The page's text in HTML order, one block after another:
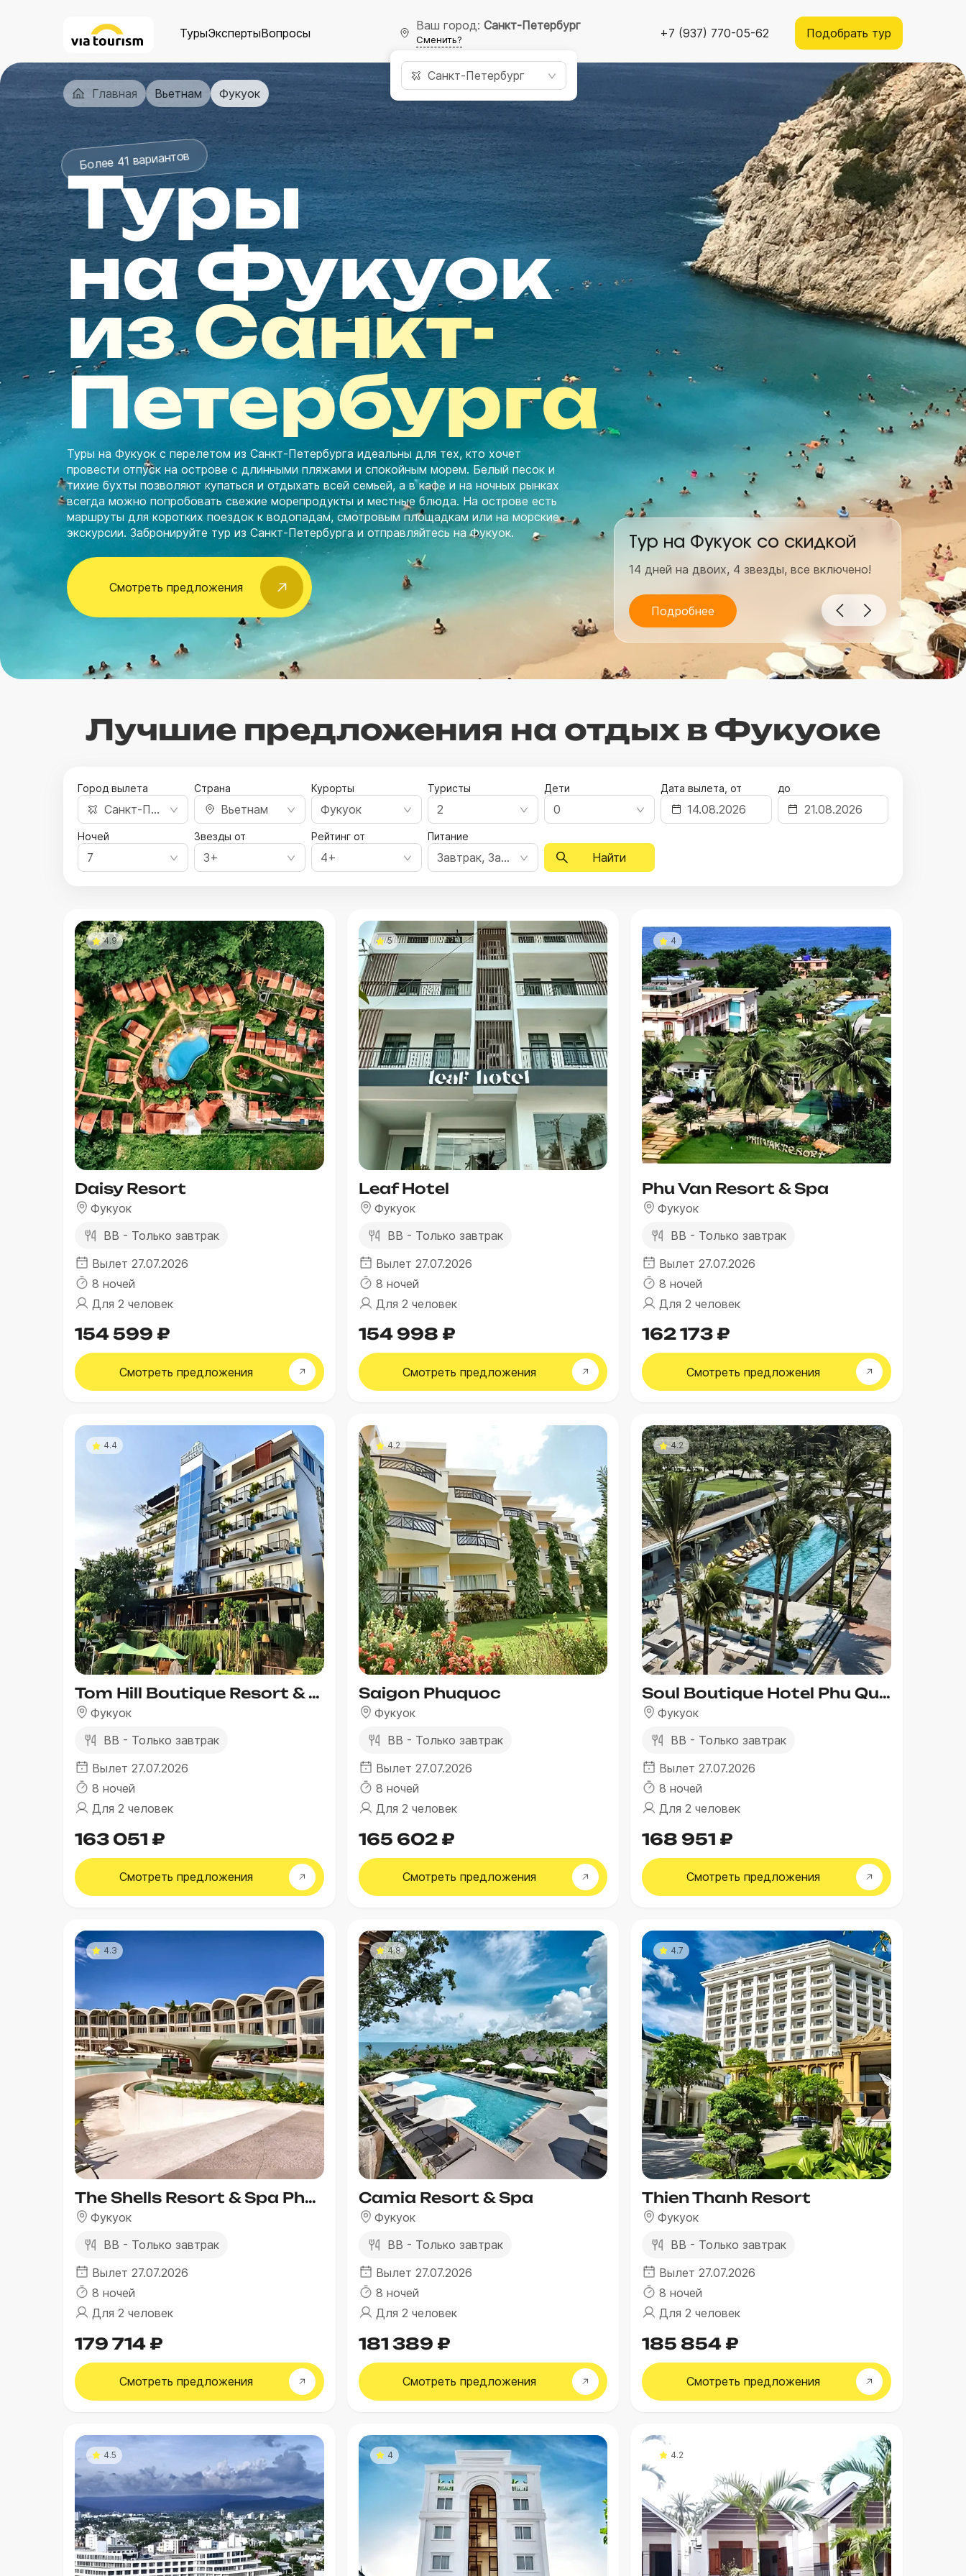
ТурыЭкспертыВопросы
Ваш город: Санкт-Петербург
Сменить?
Санкт-Петербург
+7 (937) 770-05-62 Подобрать тур
Главная Вьетнам Фукуок
Более 41 вариантов
Туры
на Фукуок
из Санкт-
Петербурга
Туры на Фукуок с перелетом из Санкт-Петербурга идеальны для тех, кто хочет
провести отпуск на острове с длинными пляжами и спокойным морем. Белый песок и
тихие бухты позволяют купаться и отдыхать всей семьей, а в кафе и на ночных рынках
всегда можно попробовать свежие морепродукты и местные блюда. На острове есть
маршруты для коротких поездок к водопадам, смотровым площадкам или на морские
экскурсии. Забронируйте тур из Санкт-Петербурга и отправляйтесь на Фукуок.
Смотреть предложения
Тур на Фукуок со скидкой
14 дней на двоих, 4 звезды, все включено!
Подробнее
7
Лучшие предложения на отдых в Фукуоке
Город вылета
Санкт-Петербург
Страна
Вьетнам
Курорты
Фукуок
Туристы
2
Дети
0
Дата вылета, от до
Ночей
7
Звезды от
3+
Рейтинг от
4+
Питание
Завтрак, Завтрак, ужин, Полный пансион, Все включено, Ультра все включено Найти
4.9
Daisy Resort
Фукуок
BB - Только завтрак
Вылет 27.07.2026
8 ночей
Для 2 человек
154 599 ₽
Смотреть предложения
5
Leaf Hotel
Фукуок
BB - Только завтрак
Вылет 27.07.2026
8 ночей
Для 2 человек
154 998 ₽
Смотретьпредложения
4
Phu Van Resort & Spa
Фукуок
BB - Только завтрак
Вылет 27.07.2026
8 ночей
Для 2 человек
162 173 ₽
Смотретьпредложения
4.4
Tom Hill Boutique Resort & Spa
Фукуок
BB - Только завтрак
Вылет 27.07.2026
8 ночей
Для 2 человек
163 051 ₽
Смотреть предложения
4.2
Saigon Phuquoc
Фукуок
BB - Только завтрак
Вылет 27.07.2026
8 ночей
Для 2 человек
165 602 ₽
Смотретьпредложения
4.2
Soul Boutique Hotel Phu Quoc
Фукуок
BB - Только завтрак
Вылет 27.07.2026
8 ночей
Для 2 человек
168 951 ₽
Смотретьпредложения
4.3
The Shells Resort & Spa Phu Quoc
Фукуок
BB - Только завтрак
Вылет 27.07.2026
8 ночей
Для 2 человек
179 714 ₽
Смотреть предложения
4.8
Camia Resort & Spa
Фукуок
BB - Только завтрак
Вылет 27.07.2026
8 ночей
Для 2 человек
181 389 ₽
Смотретьпредложения
4.7
Thien Thanh Resort
Фукуок
BB - Только завтрак
Вылет 27.07.2026
8 ночей
Для 2 человек
185 854 ₽
Смотретьпредложения
4.5 4 4.2